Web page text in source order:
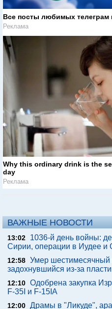
Все посты любимых телеграм
Реклама
Why this ordinary drink is the
day
Реклама
ВАЖНЫЕ НОВОСТИ
13:02
1036-й день войны:
Сирии, операции в Иудее и
12:58 Умер шестимесячный
задохнувшийся из-за
12:10 Одобрена закупка
F-35I и F-15IA
12:00 Драмы в "Ликуде",